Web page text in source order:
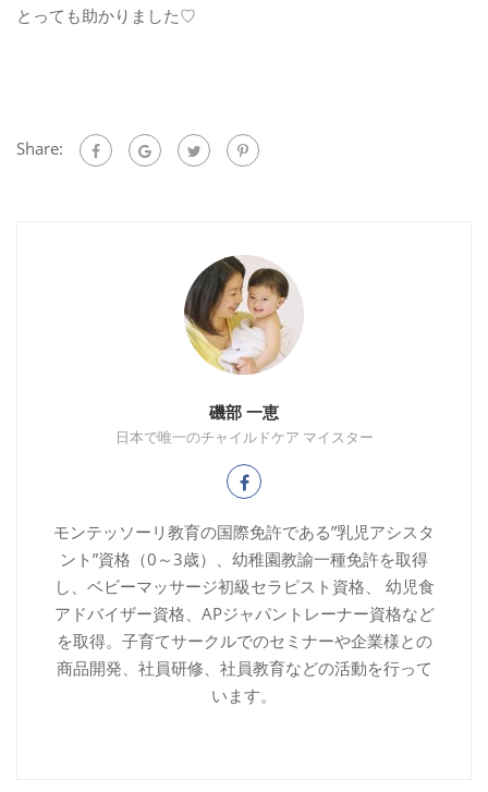
とっても助かりました♡
Share:
磯部 一恵
日本で唯一のチャイルドケア マイスター
モンテッソーリ教育の国際免許である”乳児アシスタ
ント”資格（0～3歳）、幼稚園教諭一種免許を取得
し、ベビーマッサージ初級セラピスト資格、 幼児食
アドバイザー資格、APジャパントレーナー資格など
を取得。子育てサークルでのセミナーや企業様との
商品開発、社員研修、社員教育などの活動を行って
います。